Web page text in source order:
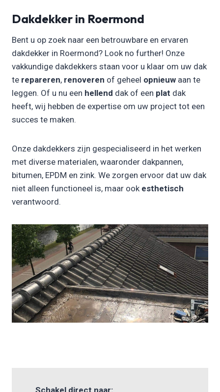
Dakdekker in Roermond
Bent u op zoek naar een betrouwbare en ervaren
dakdekker in Roermond? Look no further! Onze
vakkundige dakdekkers staan voor u klaar om uw dak
te repareren, renoveren of geheel opnieuw aan te
leggen. Of u nu een hellend dak of een plat dak
heeft, wij hebben de expertise om uw project tot een
succes te maken.
Onze dakdekkers zijn gespecialiseerd in het werken
met diverse materialen, waaronder dakpannen,
bitumen, EPDM en zink. We zorgen ervoor dat uw dak
niet alleen functioneel is, maar ook esthetisch
verantwoord.
Schakel direct naar: